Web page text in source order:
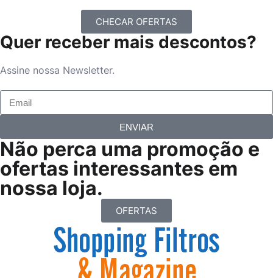
CHECAR OFERTAS
Quer receber mais descontos?
Assine nossa Newsletter.
ENVIAR
Não perca uma promoção e
ofertas interessantes em
nossa loja.
OFERTAS